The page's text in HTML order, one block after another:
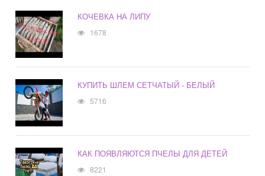
КОЧЕВКА НА ЛИПУ
1678
КУПИТЬ ШЛЕМ СЕТЧАТЫЙ - БЕЛЫЙ
5716
КАК ПОЯВЛЯЮТСЯ ПЧЕЛЫ ДЛЯ ДЕТЕЙ
8221